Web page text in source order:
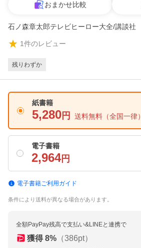
おまかせ比較
石ノ森章太郎テレビヒーロー大全/講談社
1件のレビュー
残りわずか
紙書籍
5,280 円 送料無料 （全国一律）
電子書籍
2,964円
電子書籍ご利用ガイド
条件により送料が異なる場合があります。
全額PayPay残高で支払い&LINEと連携で
獲得 8% （386pt）